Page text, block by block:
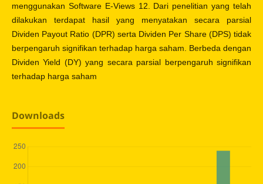
menggunakan Software E-Views 12. Dari penelitian yang telah
dilakukan terdapat hasil yang menyatakan secara parsial
Dividen Payout Ratio (DPR) serta Dividen Per Share (DPS) tidak
berpengaruh signifikan terhadap harga saham. Berbeda dengan
Dividen Yield (DY) yang secara parsial berpengaruh signifikan
terhadap harga saham
Downloads